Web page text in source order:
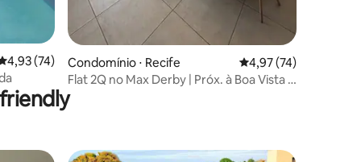
de uma avaliação média de 5, 74 avaliações
4,93 (74)
privada
Condomínio ⋅ Recife 4,97 de uma
4,97 (74)
Flat 2Q no Max Derby | Próx. à Boa Vista e
Centro